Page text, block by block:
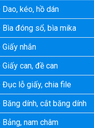
Dao, kéo, hồ dán
Bìa đóng sổ, bìa mika
Giấy nhắn
Giấy can, đề can
Đục lỗ giấy, chia file
Băng dính, cắt băng dính
Bảng, nam châm